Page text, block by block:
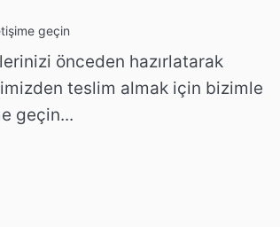
geçin
önceden hazırlatarak
teslim almak için bizimle
geçin...